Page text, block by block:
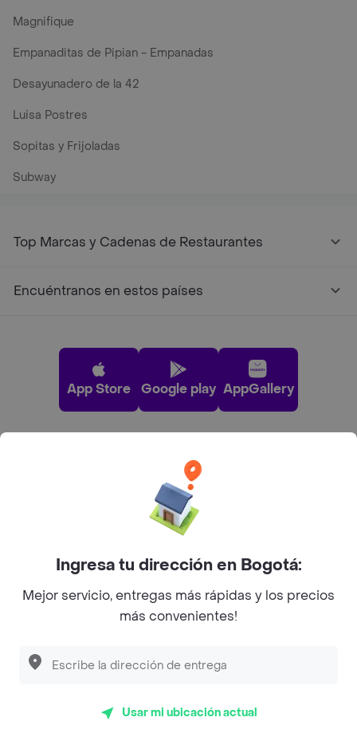
Magnifique
Empanaditas de Pipian - Empanadas
Desayunadero de la 42
Luisa Postres
Sopitas y Frijoladas
Subway
Top Marcas y Cadenas de Restaurantes
Encuéntranos en estos países
App Store Google play AppGallery
Pide tu comida favorita cerca de ti
Únete a Rappi
Facebook
Twitter
Instagram
Ingresa tu dirección en Bogotá:
Mejor servicio, entregas más rápidas y los precios
más convenientes!
Usar mi ubicación actual